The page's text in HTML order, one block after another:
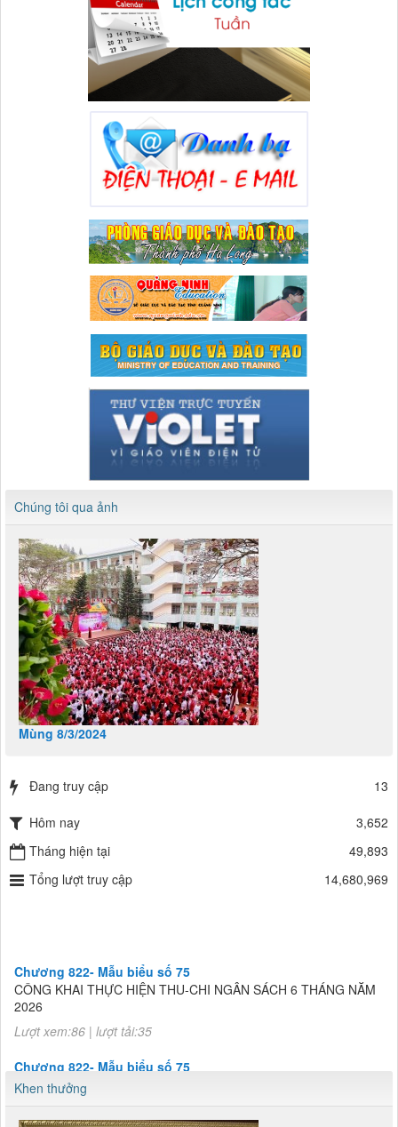
Chúng tôi qua ảnh
Mùng 8/3/2024
Đang truy cập 13
Hôm nay
3,652
Tháng hiện tại
49,893
Tổng lượt truy cập
14,680,969
Chương 822- Mẫu biểu số 75
CÔNG KHAI THỰC HIỆN THU-CHI NGÂN SÁCH 6 THÁNG NĂM
2026
Lượt xem:86 | lượt tải:35
Chương 822- Mẫu biểu số 75
CÔNG KHAI THỰC HIỆN THU-CHI NGÂN SÁCH 6 THÁNG NĂM
2026
Lượt xem:86 | lượt tải:35
Khen thưởng